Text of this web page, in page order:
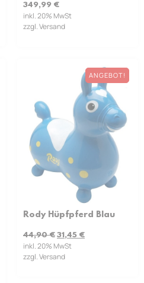
349,99 €
inkl. 20% MwSt
zzgl. Versand
ANGEBOT!
Rody Hüpfpferd Blau
44,90€ 31,45 €
inkl. 20% MwSt
zzgl. Versand